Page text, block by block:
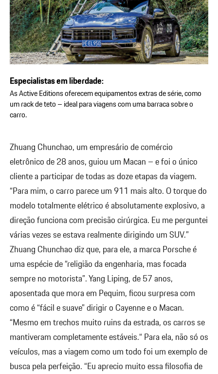
Especialistas em liberdade:
As Active Editions oferecem equipamentos extras de série, como
um rack de teto – ideal para viagens com uma barraca sobre o
carro.
Zhuang Chunchao, um empresário de comércio
eletrônico de 28 anos, guiou um Macan – e foi o único
cliente a participar de todas as doze etapas da viagem.
“Para mim, o carro parece um 911 mais alto. O torque do
modelo totalmente elétrico é absolutamente explosivo, a
direção funciona com precisão cirúrgica. Eu me perguntei
várias vezes se estava realmente dirigindo um SUV.”
Zhuang Chunchao diz que, para ele, a marca Porsche é
uma espécie de “religião da engenharia, mas focada
sempre no motorista”. Yang Liping, de 57 anos,
aposentada que mora em Pequim, ficou surpresa com
como é “fácil e suave” dirigir o Cayenne e o Macan.
“Mesmo em trechos muito ruins da estrada, os carros se
mantiveram completamente estáveis.“ Para ela, não só os
veículos, mas a viagem como um todo foi um exemplo de
busca pela perfeição. “Eu aprecio muito essa filosofia de